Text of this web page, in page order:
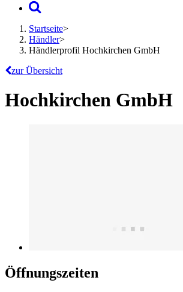
Startseite>
Händler>
Händlerprofil Hochkirchen GmbH
zur Übersicht
Hochkirchen GmbH
Öffnungszeiten